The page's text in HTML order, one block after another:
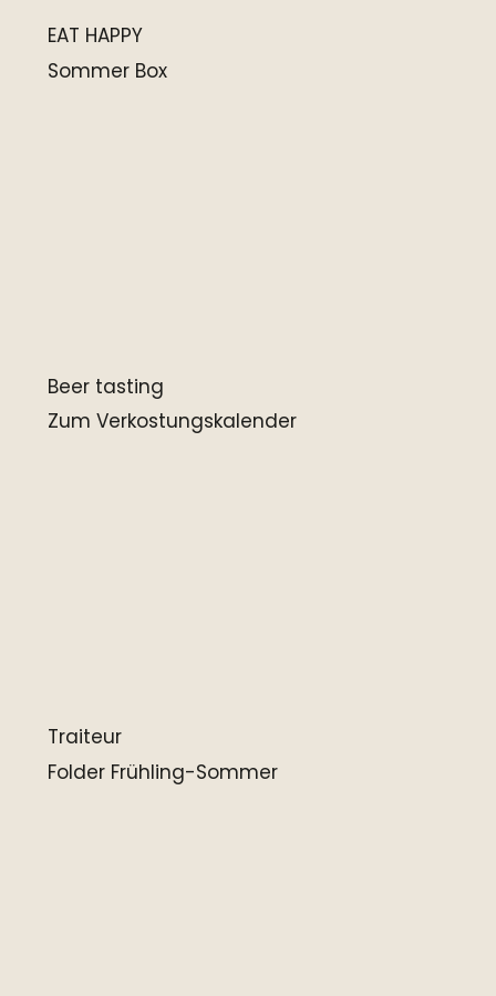
EAT HAPPY
Sommer Box
Beer tasting
Zum Verkostungskalender
Traiteur
Folder Frühling-Sommer